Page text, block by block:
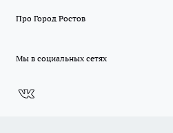
Про Город Ростов
Мы в социальных сетях